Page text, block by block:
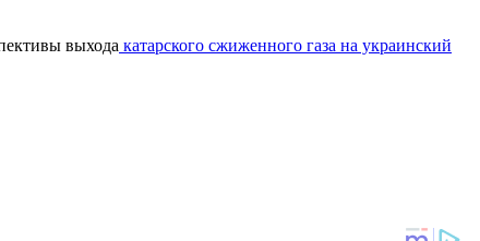
выхода катарского сжиженного газа на украинский